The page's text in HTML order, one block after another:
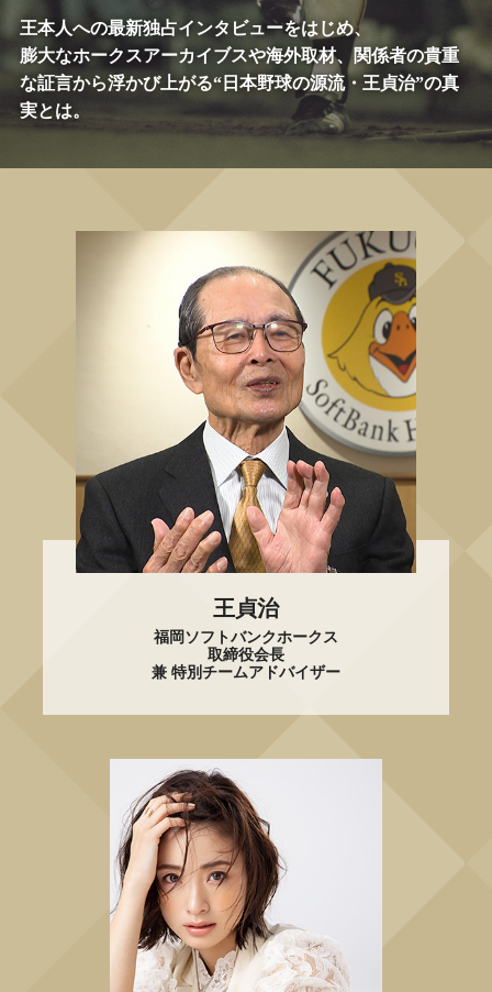
王本人への最新独占インタビューをはじめ、
膨大なホークスアーカイブスや海外取材、関係者の貴重
な証言から浮かび上がる“日本野球の源流・王貞治”の真
実とは。
王貞治
福岡ソフトバンクホークス
取締役会長
兼 特別チームアドバイザー